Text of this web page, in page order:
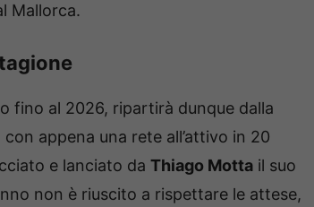
Mallorca.
fino al 2026, ripartirà dunque dalla
appena una rete all’attivo in 20
e lanciato da Thiago Motta il suo
non è riuscito a rispettare le attese,